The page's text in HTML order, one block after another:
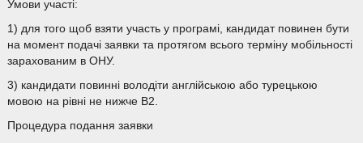
Умови участі:
1) для того щоб взяти участь у програмі, кандидат повинен бути
на момент подачі заявки та протягом всього терміну мобільності
зарахованим в ОНУ.
3) кандидати повинні володіти англійською або турецькою
мовою на рівні не нижче B2.
Процедура подання заявки